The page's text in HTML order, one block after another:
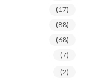
(17)
(88)
(68)
(7)
(2)